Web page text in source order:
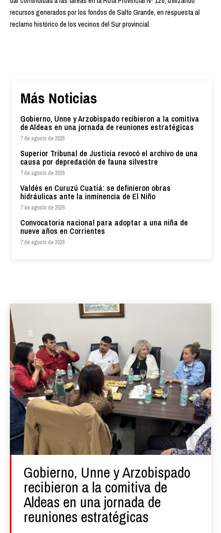
recursos generados por los fondos de Salto Grande, en respuesta al
reclamo histórico de los vecinos del Sur provincial.
Más Noticias
Gobierno, Unne y Arzobispado recibieron a la comitiva
de Aldeas en una jornada de reuniones estratégicas
7 de agosto de 2026
Superior Tribunal de Justicia revocó el archivo de una
causa por depredación de fauna silvestre
7 de agosto de 2026
Valdés en Curuzú Cuatiá: se definieron obras
hidráulicas ante la inminencia de El Niño
7 de agosto de 2026
Convocatoria nacional para adoptar a una niña de
nueve años en Corrientes
7 de agosto de 2026
Gobierno, Unne y Arzobispado
recibieron a la comitiva de
Aldeas en una jornada de
reuniones estratégicas